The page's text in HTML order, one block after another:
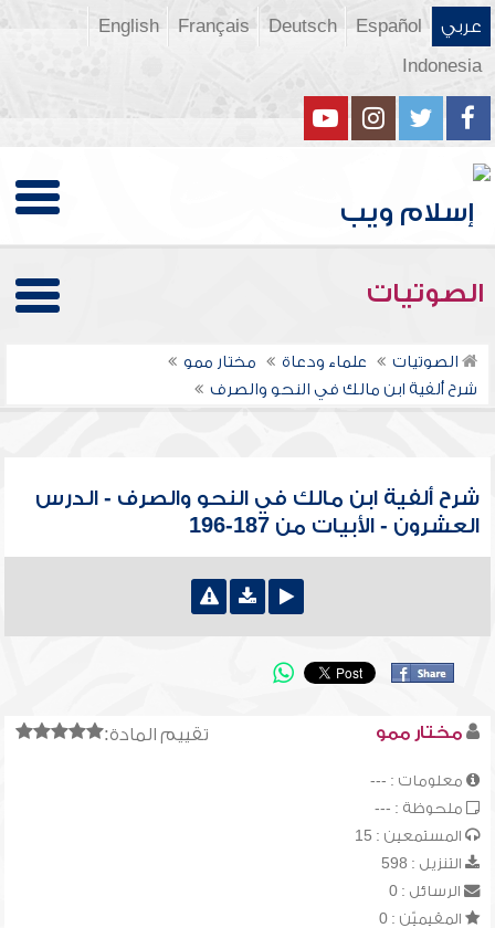
عربي Español
Deutsch
Français
English
Indonesia
الصوتيات
الصوتيات علماء ودعاة
مختار ممو
شرح ألفية ابن مالك في النحو والصرف
شرح ألفية ابن مالك في النحو والصرف - الدرس
العشرون - الأبيات من 187-196
تقييم المادة: مختار ممو
معلومات : ---
ملحوظة : ---
المستمعين : 15
التنزيل : 598
الرسائل : 0
المقيميّن : 0